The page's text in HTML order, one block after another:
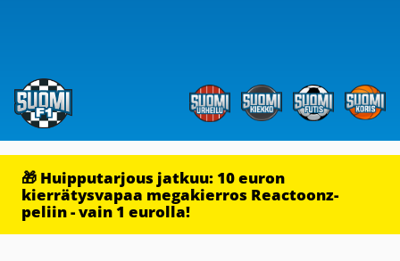
🎁 Huipputarjous jatkuu: 10 euron
kierrätysvapaa megakierros Reactoonz-
peliin - vain 1 eurolla!